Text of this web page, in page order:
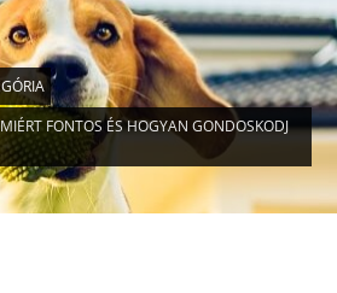
FONTOS ÉS HOGYAN GONDOSKODJ